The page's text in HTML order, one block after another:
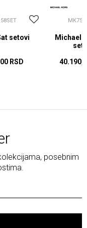
setovi
RSD
Michael
posebnim